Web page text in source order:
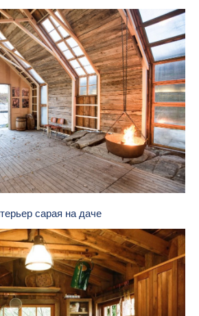
сарая на даче